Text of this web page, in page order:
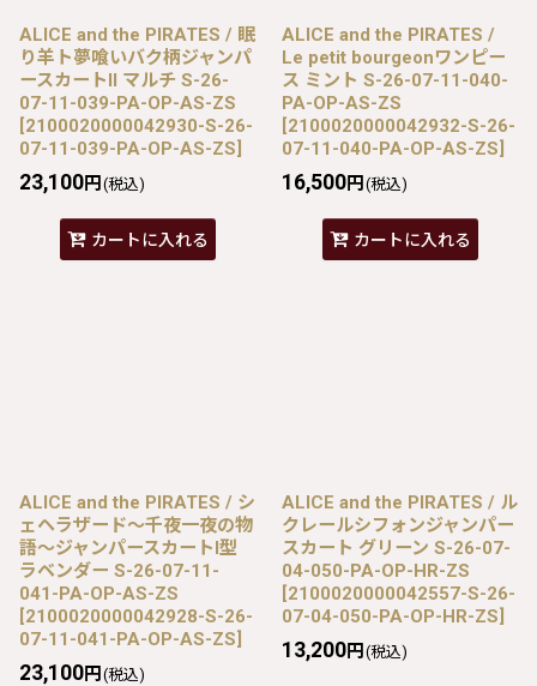
ALICE and the PIRATES / 眠
り羊ト夢喰いバク柄ジャンパ
ースカートII マルチ S-26-
07-11-039-PA-OP-AS-ZS
[2100020000042930-S-26-
07-11-039-PA-OP-AS-ZS]
23,100円 (税込)
カートに入れる
ALICE and the PIRATES /
Le petit bourgeonワンピー
ス ミント S-26-07-11-040-
PA-OP-AS-ZS
[2100020000042932-S-26-
07-11-040-PA-OP-AS-ZS]
16,500円 (税込)
カートに入れる
ALICE and the PIRATES / シ
ェヘラザード〜千夜一夜の物
語〜ジャンパースカートI型
ラベンダー S-26-07-11-
041-PA-OP-AS-ZS
[2100020000042928-S-26-
07-11-041-PA-OP-AS-ZS]
23,100円 (税込)
ALICE and the PIRATES / ル
クレールシフォンジャンパー
スカート グリーン S-26-07-
04-050-PA-OP-HR-ZS
[2100020000042557-S-26-
07-04-050-PA-OP-HR-ZS]
13,200円 (税込)